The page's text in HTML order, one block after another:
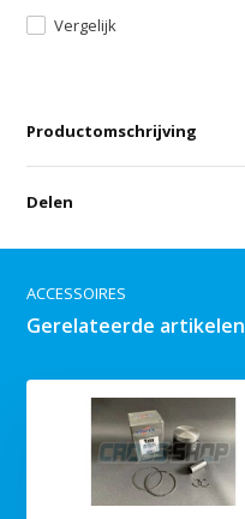
Vergelijk
Productomschrijving
Delen
ACCESSOIRES
Gerelateerde artikelen